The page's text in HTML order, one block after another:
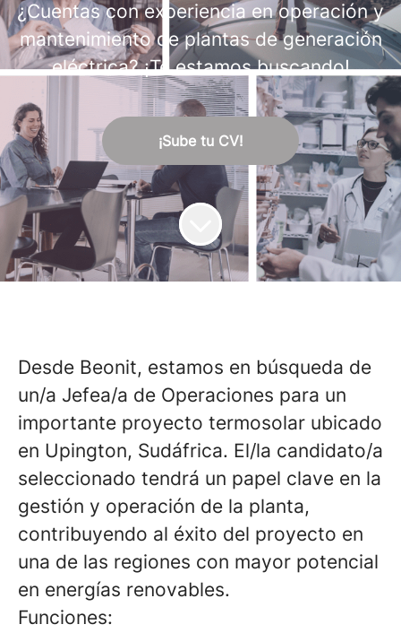
¿Cuentas con experiencia en operación y
mantenimiento de plantas de generación
eléctrica? ¡Te estamos buscando!
¡Sube tu CV!
Desde Beonit, estamos en búsqueda de
un/a Jefea/a de Operaciones para un
importante proyecto termosolar ubicado
en Upington, Sudáfrica. El/la candidato/a
seleccionado tendrá un papel clave en la
gestión y operación de la planta,
contribuyendo al éxito del proyecto en
una de las regiones con mayor potencial
en energías renovables.
Funciones: